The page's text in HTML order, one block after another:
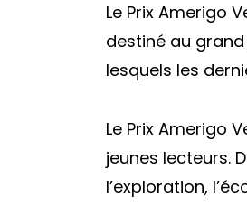
Le Prix Amerigo
destiné au
lesquels les
Le Prix Amerigo
jeunes lecteurs.
l’exploration,